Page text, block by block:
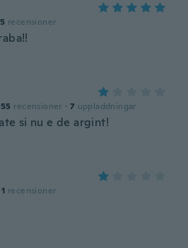
5 recensioner
55 recensioner · 7 uppladdningar
si nu e de argint!
1 recensioner